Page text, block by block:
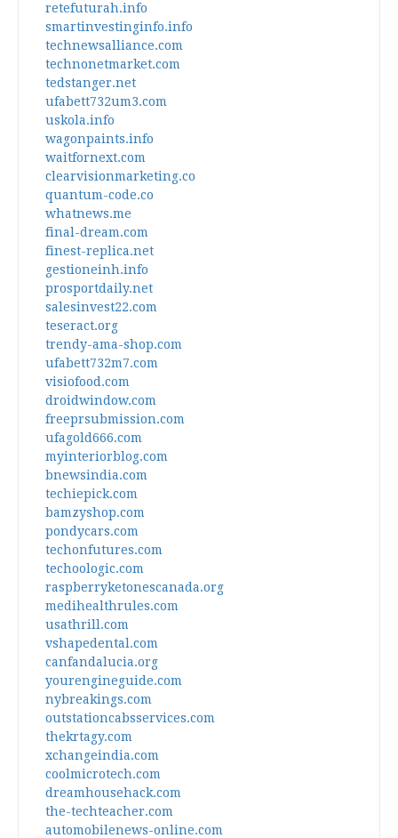
retefuturah.info
smartinvestinginfo.info
technewsalliance.com
technonetmarket.com
tedstanger.net
ufabett732um3.com
uskola.info
wagonpaints.info
waitfornext.com
clearvisionmarketing.co
quantum-code.co
whatnews.me
final-dream.com
finest-replica.net
gestioneinh.info
prosportdaily.net
salesinvest22.com
teseract.org
trendy-ama-shop.com
ufabett732m7.com
visiofood.com
droidwindow.com
freeprsubmission.com
ufagold666.com
myinteriorblog.com
bnewsindia.com
techiepick.com
bamzyshop.com
pondycars.com
techonfutures.com
techoologic.com
raspberryketonescanada.org
medihealthrules.com
usathrill.com
vshapedental.com
canfandalucia.org
yourengineguide.com
nybreakings.com
outstationcabsservices.com
thekrtagy.com
xchangeindia.com
coolmicrotech.com
dreamhousehack.com
the-techteacher.com
automobilenews-online.com